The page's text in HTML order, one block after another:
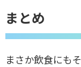
まとめ
まさか飲食にも